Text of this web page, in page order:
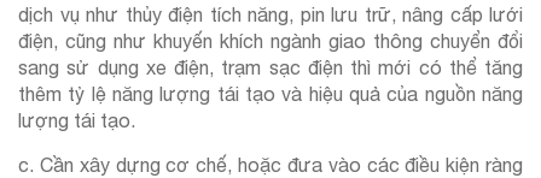
dịch vụ như thủy điện tích năng, pin lưu trữ, nâng cấp lưới
điện, cũng như khuyến khích ngành giao thông chuyển đổi
sang sử dụng xe điện, trạm sạc điện thì mới có thể tăng
thêm tỷ lệ năng lượng tái tạo và hiệu quả của nguồn năng
lượng tái tạo.
c. Cần xây dựng cơ chế, hoặc đưa vào các điều kiện ràng